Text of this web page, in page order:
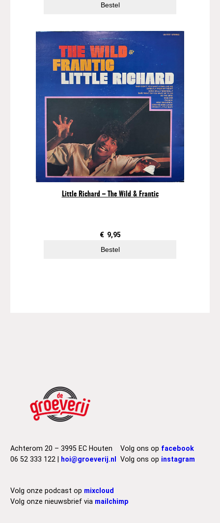
Bestel
Little Richard – The Wild & Frantic
€ 9,95
Bestel
Achterom 20 – 3995 EC Houten
06 52 333 122 | hoi@groeverij.nl
Volg ons op facebook
Volg ons op instagram
Volg onze podcast op mixcloud
Volg onze nieuwsbrief via mailchimp